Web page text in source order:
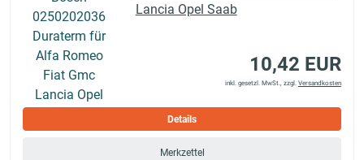
Lancia Opel Saab
10,42 EUR
inkl. gesetzl. MwSt., zzgl. Versandkosten
Details
Merkzettel